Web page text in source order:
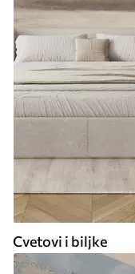
Cvetovi i biljke